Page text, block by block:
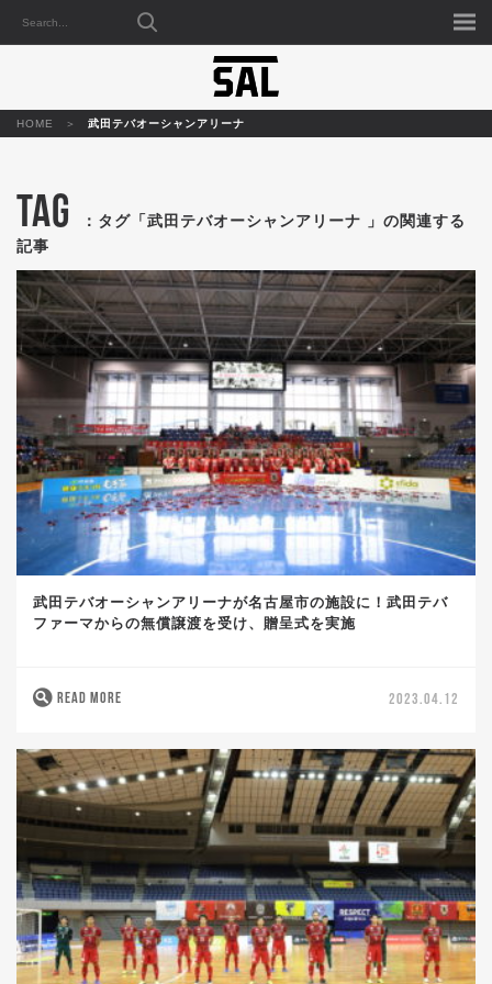
HOME 武田テバオーシャンアリーナ
TAG
：タグ「武田テバオーシャンアリーナ 」の関連する
記事
武田テバオーシャンアリーナが名古屋市の施設に！武田テバ
ファーマからの無償譲渡を受け、贈呈式を実施
READ MORE 2023.04.12